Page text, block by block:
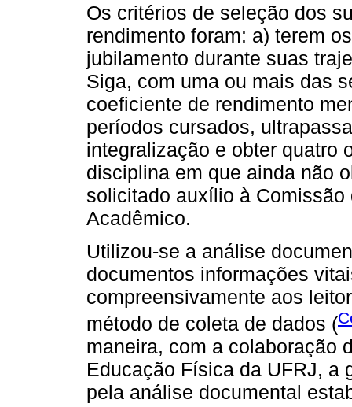
Os critérios de seleção dos
rendimento foram: a) terem
jubilamento durante suas
Siga, com uma ou mais das
coeficiente de rendimento
períodos cursados,
integralização e obter quatro
disciplina em que ainda não
solicitado auxílio à
Acadêmico.
Utilizou-se a análise
documentos informações
compreensivamente aos
método de coleta de dados (
maneira, com a colaboração
Educação Física da UFRJ, a
pela análise documental